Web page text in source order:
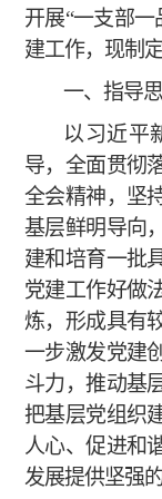
开展“一支部
建工作，现制
一、指导
以习近平
导，全面贯彻
全会精神，坚
基层鲜明导向
建和培育一批
党建工作好做
炼，形成具有
一步激发党建
斗力，推动基
把基层党组织
人心、促进和
发展提供坚强